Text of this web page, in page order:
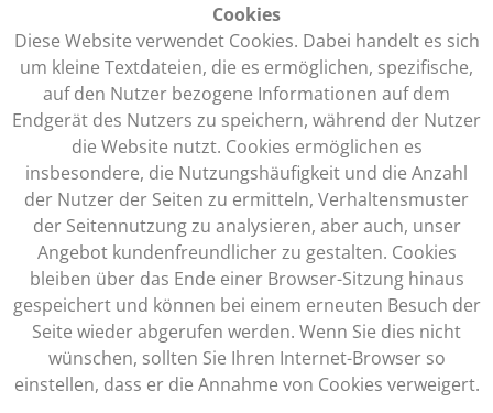
Cookies
Diese Website verwendet Cookies. Dabei handelt es sich
um kleine Textdateien, die es ermöglichen, spezifische,
auf den Nutzer bezogene Informationen auf dem
Endgerät des Nutzers zu speichern, während der Nutzer
die Website nutzt. Cookies ermöglichen es
insbesondere, die Nutzungshäufigkeit und die Anzahl
der Nutzer der Seiten zu ermitteln, Verhaltensmuster
der Seitennutzung zu analysieren, aber auch, unser
Angebot kundenfreundlicher zu gestalten. Cookies
bleiben über das Ende einer Browser-Sitzung hinaus
gespeichert und können bei einem erneuten Besuch der
Seite wieder abgerufen werden. Wenn Sie dies nicht
wünschen, sollten Sie Ihren Internet-Browser so
einstellen, dass er die Annahme von Cookies verweigert.